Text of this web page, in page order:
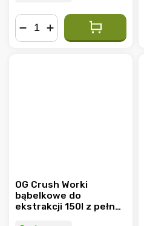
OG Crush Worki
bąbelkowe do
ekstrakcji 150l z pełnej